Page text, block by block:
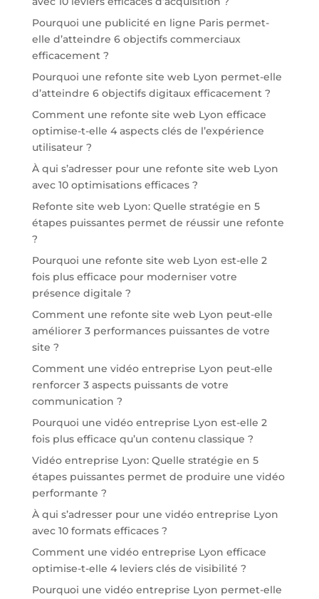
Pourquoi une publicité en ligne Paris permet-
elle d’atteindre 6 objectifs commerciaux
efficacement ?
Pourquoi une refonte site web Lyon permet-elle
d’atteindre 6 objectifs digitaux efficacement ?
Comment une refonte site web Lyon efficace
optimise-t-elle 4 aspects clés de l’expérience
utilisateur ?
À qui s’adresser pour une refonte site web Lyon
avec 10 optimisations efficaces ?
Refonte site web Lyon: Quelle stratégie en 5
étapes puissantes permet de réussir une refonte
?
Pourquoi une refonte site web Lyon est-elle 2
fois plus efficace pour moderniser votre
présence digitale ?
Comment une refonte site web Lyon peut-elle
améliorer 3 performances puissantes de votre
site ?
Comment une vidéo entreprise Lyon peut-elle
renforcer 3 aspects puissants de votre
communication ?
Pourquoi une vidéo entreprise Lyon est-elle 2
fois plus efficace qu’un contenu classique ?
Vidéo entreprise Lyon: Quelle stratégie en 5
étapes puissantes permet de produire une vidéo
performante ?
À qui s’adresser pour une vidéo entreprise Lyon
avec 10 formats efficaces ?
Comment une vidéo entreprise Lyon efficace
optimise-t-elle 4 leviers clés de visibilité ?
Pourquoi une vidéo entreprise Lyon permet-elle